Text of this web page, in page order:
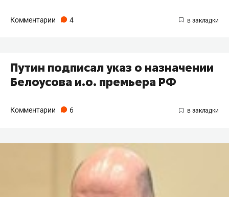
Комментарии 4
Путин подписал указ о назначении
Белоусова и.о. премьера РФ
Комментарии 6